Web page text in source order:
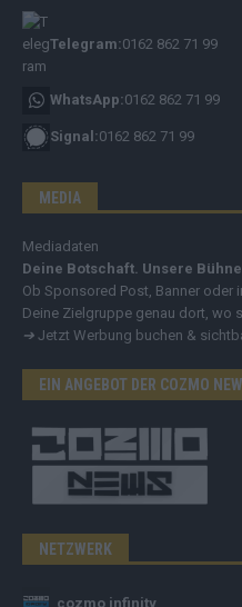
Telegram:0162 862 71 99
WhatsApp:0162 862 71 99
Signal:0162 862 71 99
MEDIA
Mediadaten
Deine Botschaft. Unsere Bühne.
Ob Sponsored Post, Banner
Deine Zielgruppe genau dort, wo
➔ Jetzt Werbung buchen &
EIN ANGEBOT DER COZMO
NETZWERK
cozmo infinity